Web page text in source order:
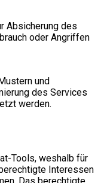
Absicherung des
oder Angriffen
und
des Services
werden.
Tools, weshalb für
Interessen